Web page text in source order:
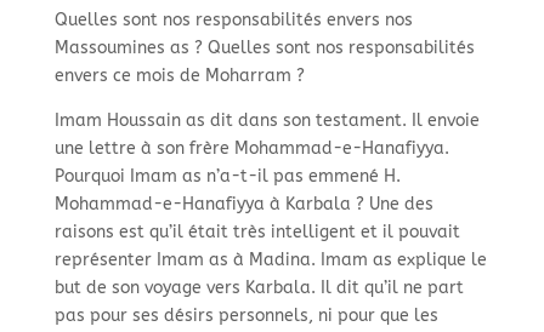
Quelles sont nos responsabilités envers nos
Massoumines as ? Quelles sont nos responsabilités
envers ce mois de Moharram ?
Imam Houssain as dit dans son testament. Il envoie
une lettre à son frère Mohammad-e-Hanafiyya.
Pourquoi Imam as n’a-t-il pas emmené H.
Mohammad-e-Hanafiyya à Karbala ? Une des
raisons est qu’il était très intelligent et il pouvait
représenter Imam as à Madina. Imam as explique le
but de son voyage vers Karbala. Il dit qu’il ne part
pas pour ses désirs personnels, ni pour que les